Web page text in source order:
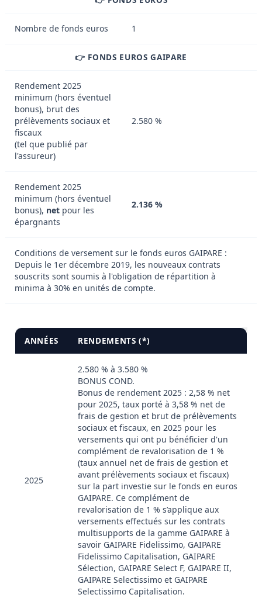
Nombre de fonds euros 1
👉 FONDS EUROS GAIPARE
Rendement 2025
minimum (hors éventuel
bonus), brut des
prélèvements sociaux et
fiscaux
(tel que publié par
l'assureur)
2.580 %
Rendement 2025
minimum (hors éventuel
bonus), net pour les
épargnants
2.136 %
Conditions de versement sur le fonds euros GAIPARE :
Depuis le 1er décembre 2019, les nouveaux contrats
souscrits sont soumis à l'obligation de répartition à
minima à 30% en unités de compte.
ANNÉES RENDEMENTS (*)
2025
2.580 % à 3.580 %
BONUS COND.
Bonus de rendement 2025 : 2,58 % net
pour 2025, taux porté à 3,58 % net de
frais de gestion et brut de prélèvements
sociaux et fiscaux, en 2025 pour les
versements qui ont pu bénéficier d'un
complément de revalorisation de 1 %
(taux annuel net de frais de gestion et
avant prélèvements sociaux et fiscaux)
sur la part investie sur le fonds en euros
GAIPARE. Ce complément de
revalorisation de 1 % s’applique aux
versements effectués sur les contrats
multisupports de la gamme GAIPARE à
savoir GAIPARE Fidelissimo, GAIPARE
Fidelissimo Capitalisation, GAIPARE
Sélection, GAIPARE Select F, GAIPARE II,
GAIPARE Selectissimo et GAIPARE
Selectissimo Capitalisation.